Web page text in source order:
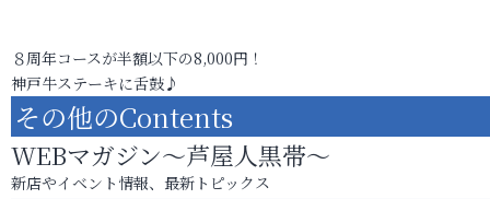
８周年コースが半額以下の8,000円！
神戸牛ステーキに舌鼓♪
その他のContents
WEBマガジン～芦屋人黒帯～
新店やイベント情報、最新トピックス